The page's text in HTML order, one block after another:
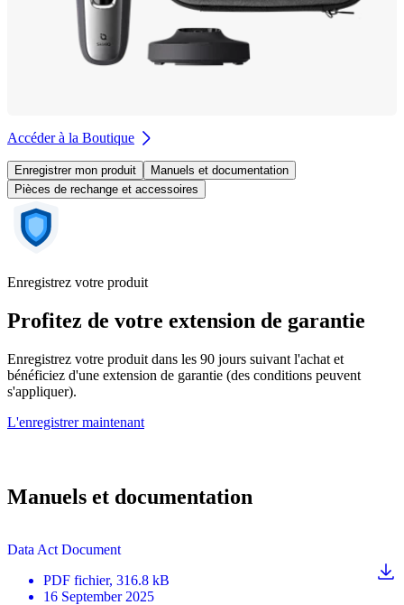
Accéder à la Boutique
Enregistrer mon produit
Manuels et documentation
Pièces de rechange et accessoires
Enregistrez votre produit
Profitez de votre extension de garantie
Enregistrez votre produit dans les 90 jours suivant l'achat et
bénéficiez d'une extension de garantie (des conditions peuvent
s'appliquer).
L'enregistrer maintenant
Manuels et documentation
Data Act Document
PDF fichier, 316.8 kB
16 September 2025